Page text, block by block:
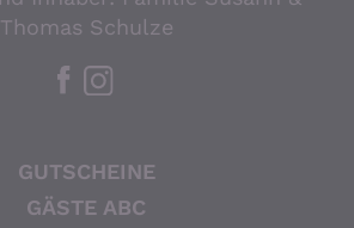
Thomas Schulze
GUTSCHEINE
GÄSTE ABC